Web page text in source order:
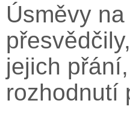
Úsměvy
jejich
rozhodnutí